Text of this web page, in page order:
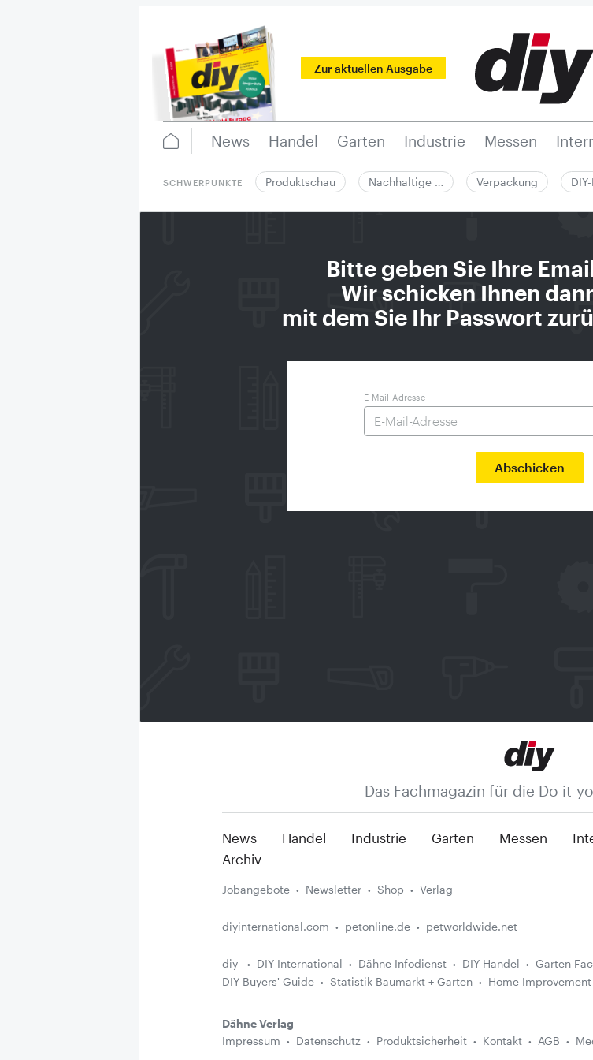
Zur aktuellen Ausgabe
News Handel Garten Industrie Messen
SCHWERPUNKTE Produktschau Nachhaltige … Verpackung
Bitte geben Sie Ihre
Wir schicken Ihnen
mit dem Sie Ihr Passwort
E-Mail-Adresse
Das Fachmagazin für die Do-it-
News Handel Industrie Garten Messen
Archiv
Jobangebote Newsletter Shop Verlag
diyinternational.com petonline.de petworldwide.net
diy DIY International Dähne Infodienst DIY Handel Garten
DIY Buyers' Guide
Statistik Baumarkt + Garten Home
Dähne Verlag
Impressum
Datenschutz Produktsicherheit Kontakt AGB